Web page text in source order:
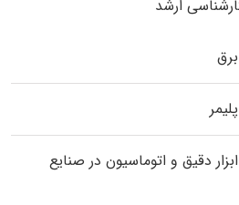
ارشد
دقیق و اتوماسیون در صنایع